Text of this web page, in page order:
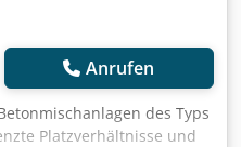
Anrufen
des Typs
Platzverhältnisse und